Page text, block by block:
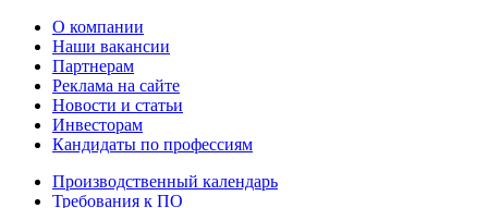
О компании
Наши вакансии
Партнерам
Реклама на сайте
Новости и статьи
Инвесторам
Кандидаты по профессиям
Производственный календарь
Требования к ПО